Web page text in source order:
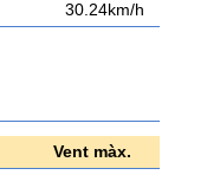
30.24km/h
Vent màx.